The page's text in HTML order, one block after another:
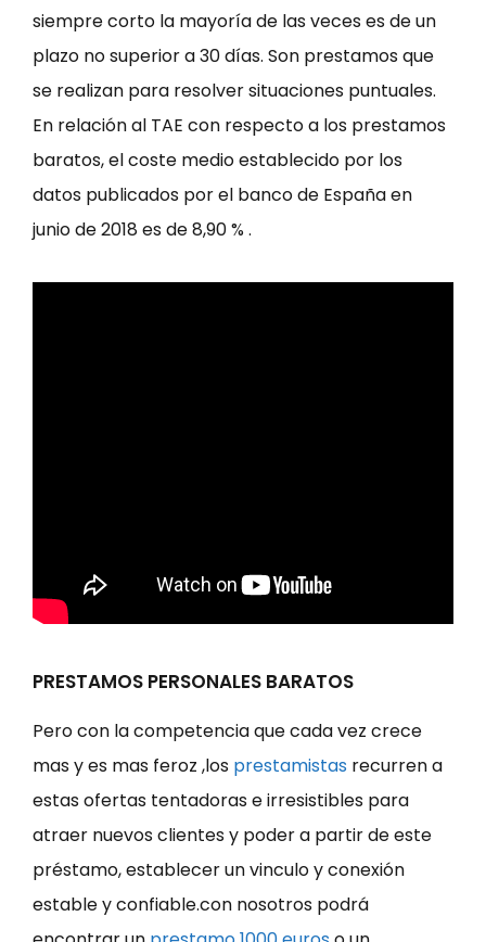
siempre corto la mayoría de las veces es de un
plazo no superior a 30 días. Son prestamos que
se realizan para resolver situaciones puntuales.
En relación al TAE con respecto a los prestamos
baratos, el coste medio establecido por los
datos publicados por el banco de España en
junio de 2018 es de 8,90 % .
PRESTAMOS PERSONALES BARATOS
Pero con la competencia que cada vez crece
mas y es mas feroz ,los prestamistas recurren a
estas ofertas tentadoras e irresistibles para
atraer nuevos clientes y poder a partir de este
préstamo, establecer un vinculo y conexión
estable y confiable.con nosotros podrá